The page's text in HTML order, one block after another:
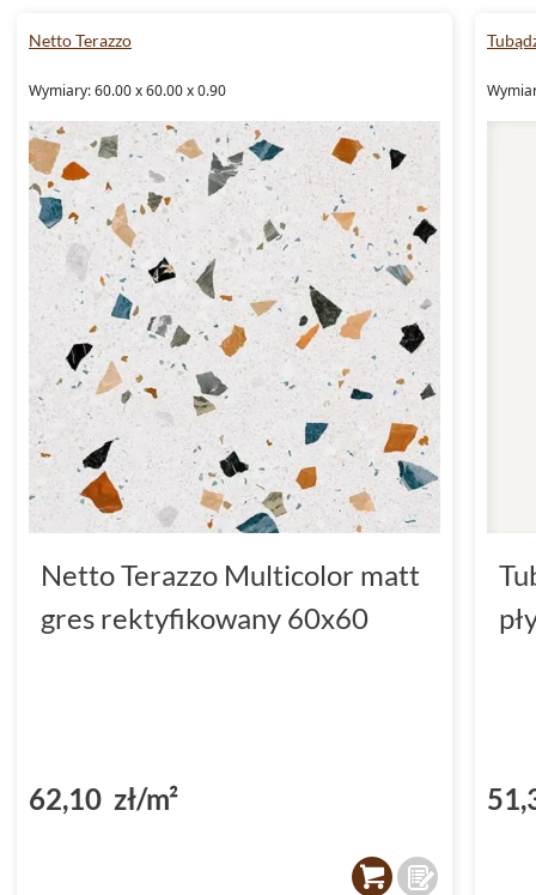
Netto Terazzo
Wymiary: 60.00 x 60.00 x 0.90
Netto Terazzo Multicolor matt
gres rektyfikowany 60x60
62,10 zł/m²